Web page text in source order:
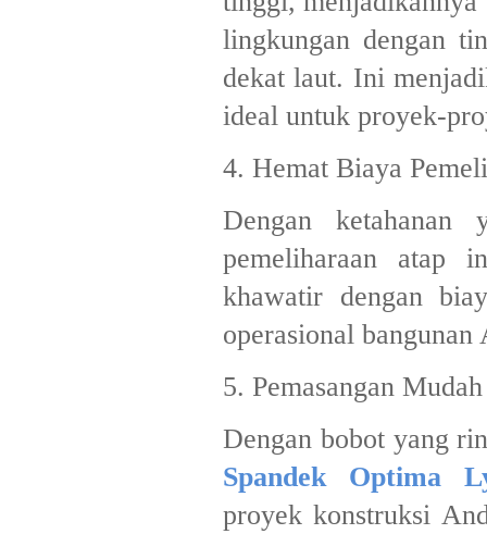
lingkungan dengan
dekat laut. Ini
ideal untuk proyek-
4. Hemat Biaya
Dengan
pemeliharaan atap
khawatir dengan
operasional
5. Pemasangan
Dengan bobot yang
Spandek Optima
proyek konstruksi